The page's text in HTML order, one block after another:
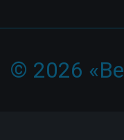
© 2026